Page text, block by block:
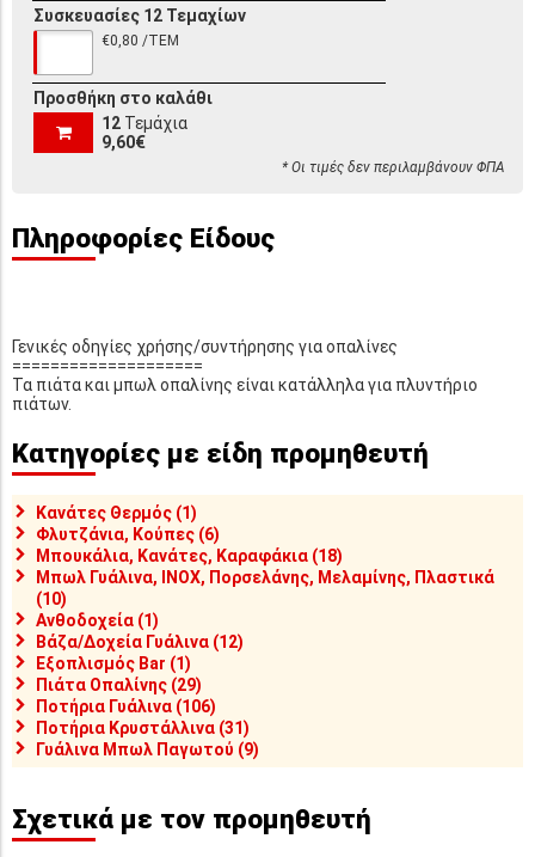
Συσκευασίες 12 Τεμαχίων
€0,80 /ΤΕΜ
Προσθήκη στο καλάθι
12 Τεμάχια
9,60€
* Οι τιμές δεν περιλαμβάνουν ΦΠΑ
Πληροφορίες Είδους
Γενικές οδηγίες χρήσης/συντήρησης για οπαλίνες
====================
Τα πιάτα και μπωλ οπαλίνης είναι κατάλληλα για πλυντήριο
πιάτων.
Κατηγορίες με είδη προμηθευτή
Κανάτες Θερμός (1)
Φλυτζάνια, Κούπες (6)
Μπουκάλια, Κανάτες, Καραφάκια (18)
Μπωλ Γυάλινα, INOX, Πορσελάνης, Μελαμίνης, Πλαστικά
(10)
Ανθοδοχεία (1)
Βάζα/Δοχεία Γυάλινα (12)
Εξοπλισμός Bar (1)
Πιάτα Οπαλίνης (29)
Ποτήρια Γυάλινα (106)
Ποτήρια Κρυστάλλινα (31)
Γυάλινα Μπωλ Παγωτού (9)
Σχετικά με τον προμηθευτή